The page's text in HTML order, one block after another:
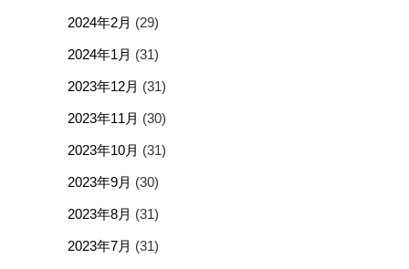
2024年2月 (29)
2024年1月 (31)
2023年12月 (31)
2023年11月 (30)
2023年10月 (31)
2023年9月 (30)
2023年8月 (31)
2023年7月 (31)